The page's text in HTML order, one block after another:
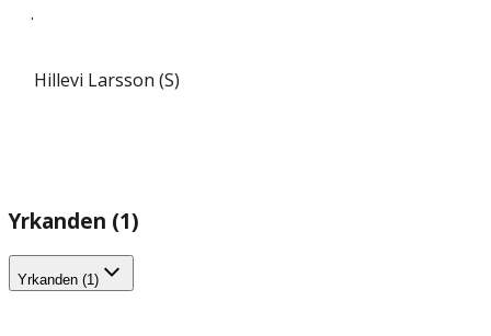
.
Hillevi Larsson (S)
Yrkanden (1)
Yrkanden (1)